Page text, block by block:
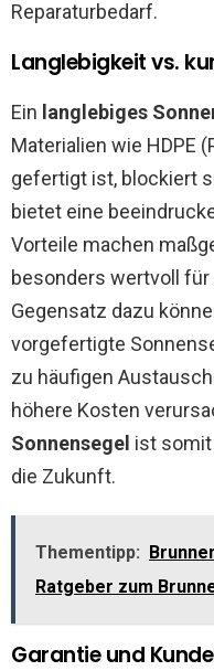
Reparaturbedarf.
Langlebigkeit vs.
Ein langlebiges
Materialien wie HDPE
gefertigt ist, blockiert
bietet eine
Vorteile machen
besonders wertvoll
Gegensatz dazu
vorgefertigte
zu häufigen
höhere Kosten
Sonnensegel ist
die Zukunft.
Thementipp:
Ratgeber zum
Garantie und